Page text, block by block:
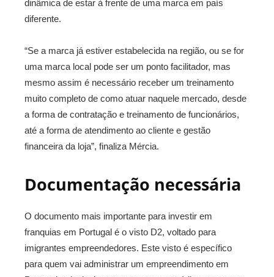
dinâmica de estar à frente de uma marca em país
diferente.
“Se a marca já estiver estabelecida na região, ou se for
uma marca local pode ser um ponto facilitador, mas
mesmo assim é necessário receber um treinamento
muito completo de como atuar naquele mercado, desde
a forma de contratação e treinamento de funcionários,
até a forma de atendimento ao cliente e gestão
financeira da loja”, finaliza Mércia.
Documentação necessária
O documento mais importante para investir em
franquias em Portugal é o visto D2, voltado para
imigrantes empreendedores. Este visto é específico
para quem vai administrar um empreendimento em